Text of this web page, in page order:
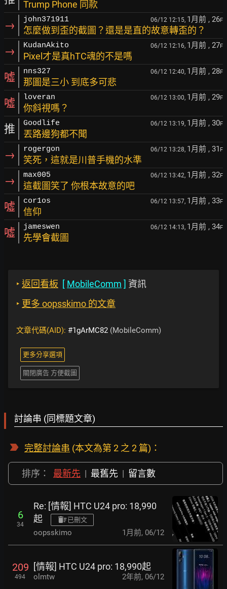
Trump Phone 同款
→ john371911 06/12 12:15, 1月前 , 26F
怎麼做到歪的截圖？還是是直的故意轉歪的？
→ KudanAkito 06/12 12:16, 1月前 , 27F
Pixel才是真hTC魂的不是嗎
噓 nns327 06/12 12:40, 1月前 , 28F
那圖是三小 到底多可悲
噓 loveran 06/12 13:00, 1月前 , 29F
你斜視嗎？
推 Goodlife 06/12 13:19, 1月前 , 30F
丟路邊狗都不聞
→ rogergon 06/12 13:28, 1月前 , 31 F
笑死，這就是川普手機的水準
→ max005 06/12 13:42, 1月前 , 32F
這截圖笑了 你根本故意的吧
噓 cor1os 06/12 13:57, 1月前 , 33F
信仰
噓 jameswen 06/12 14:13, 1月前 , 34F
先學會截圖
‣ 返回看板 [ MobileComm ] 資訊
‣ 更多 oopsskimo 的文章
文章代碼(AID): #1gArMC82 (MobileComm)
更多分享選項
關閉廣告 方便截圖
討論串 (同標題文章)
完整討論串 (本文為第 2 之 2 篇)：
排序： 最新先 | 最舊先 | 留言數
6
34
Re: [情報] HTC U24 pro: 18,990
起
已刪文
oopsskimo 1月前, 06/12
209
494
[情報] HTC U24 pro: 18,990起
olmtw 2年前, 06/12